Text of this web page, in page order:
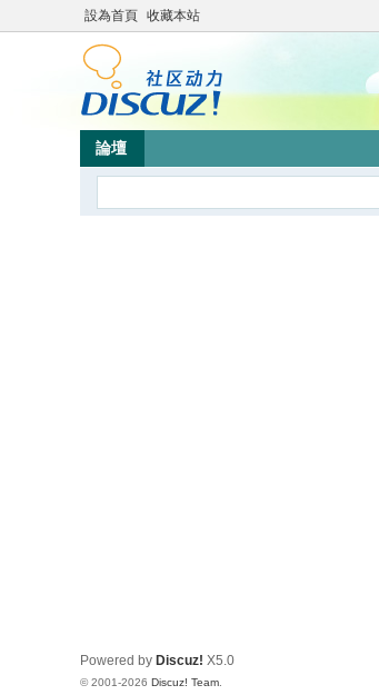
設為首頁 收藏本站
論壇
Powered by Discuz! X5.0
© 2001-2026 Discuz! Team